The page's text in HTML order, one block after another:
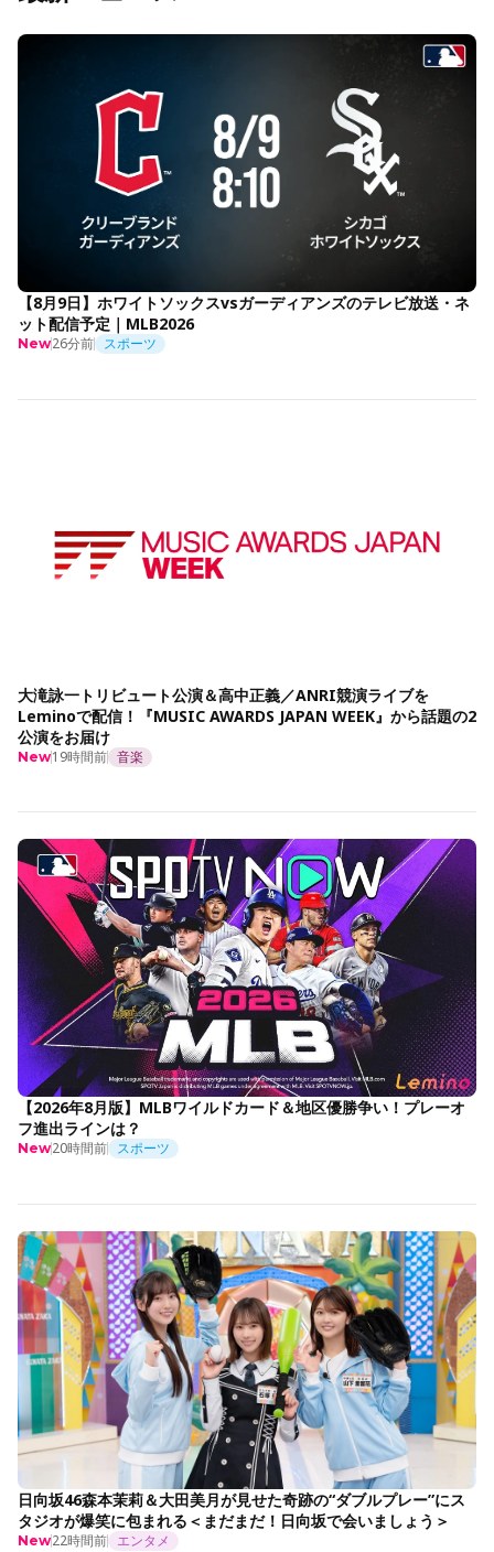
【8月9日】ホワイトソックスvsガーディアンズのテレビ放送・ネ
ット配信予定｜MLB2026
New26分前 スポーツ
大滝詠一トリビュート公演＆高中正義／ANRI競演ライブを
Leminoで配信！『MUSIC AWARDS JAPAN WEEK』から話題の2
公演をお届け
New19時間前 音楽
【2026年8月版】MLBワイルドカード＆地区優勝争い！プレーオ
フ進出ラインは？
New20時間前 スポーツ
日向坂46森本茉莉＆大田美月が見せた奇跡の“ダブルプレー”にス
タジオが爆笑に包まれる＜まだまだ！日向坂で会いましょう＞
New22時間前 エンタメ